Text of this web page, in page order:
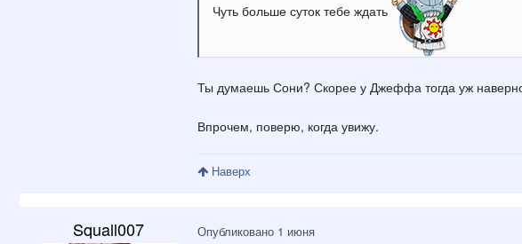
Чуть больше суток тебе ждать
Ты думаешь Сони? Скорее у Джеффа тогда уж
Впрочем, поверю, когда увижу.
Наверх
Squall007 Опубликовано 1 июня